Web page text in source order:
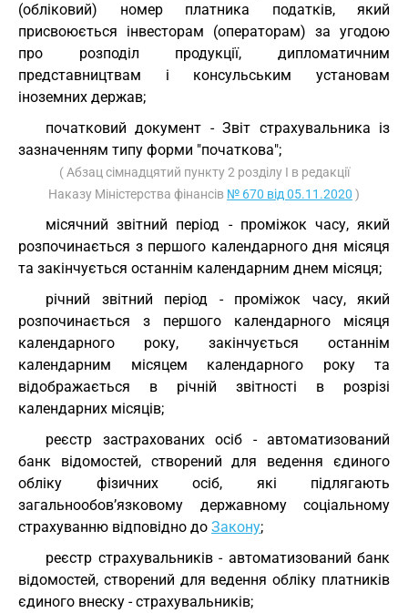
(обліковий) номер платника податків, який
присвоюється інвесторам (операторам) за угодою
про розподіл продукції, дипломатичним
представництвам і консульським установам
іноземних держав;
початковий документ - Звіт страхувальника із
зазначенням типу форми "початкова";
( Абзац сімнадцятий пункту 2 розділу I в редакції
Наказу Міністерства фінансів № 670 від 05.11.2020 )
місячний звітний період - проміжок часу, який
розпочинається з першого календарного дня місяця
та закінчується останнім календарним днем місяця;
річний звітний період - проміжок часу, який
розпочинається з першого календарного місяця
календарного року, закінчується останнім
календарним місяцем календарного року та
відображається в річній звітності в розрізі
календарних місяців;
реєстр застрахованих осіб - автоматизований
банк відомостей, створений для ведення єдиного
обліку фізичних осіб, які підлягають
загальнообов’язковому державному соціальному
страхуванню відповідно до Закону;
реєстр страхувальників - автоматизований банк
відомостей, створений для ведення обліку платників
єдиного внеску - страхувальників;